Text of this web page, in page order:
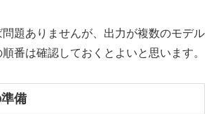
題ありませんが、出力が複数のモデル
番は確認しておくとよいと思います。
備